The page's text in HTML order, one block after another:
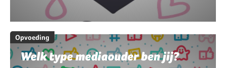
Opvoeding
Welk type mediaouder ben jij?